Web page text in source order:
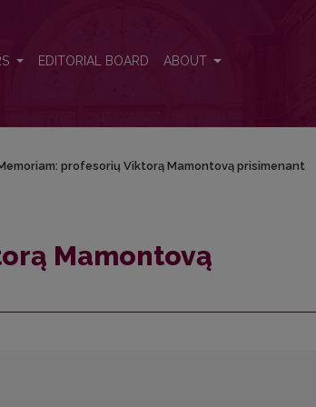
EDITORIAL BOARD ABOUT
profesorių Viktorą Mamontovą prisimenant
Mamontovą